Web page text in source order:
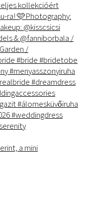
a mini